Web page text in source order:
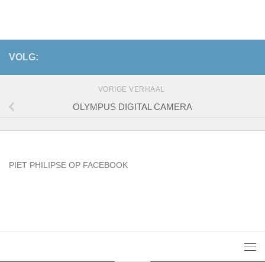
VOLG:
VORIGE VERHAAL
OLYMPUS DIGITAL CAMERA
PIET PHILIPSE OP FACEBOOK